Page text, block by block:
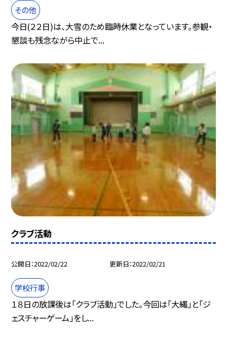
その他
今日(２２日)は、大雪のため臨時休業となっています。参観・
懇談も残念ながら中止で...
クラブ活動
公開日 2022/02/22 更新日 2022/02/21
学校行事
１８日の放課後は「クラブ活動」でした。今回は「大縄」と「ジ
ェスチャーゲーム」をし...